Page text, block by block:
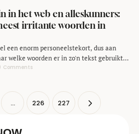
in het web en alleskunners:
irritante woorden in
een enorm personeelstekort, dus aan
welke woorden er in zo'n tekst gebruikt
onze beeldvorming over het bedrijf in
van eigen onderzoek onder 1.003 …
Comments
… 226 227